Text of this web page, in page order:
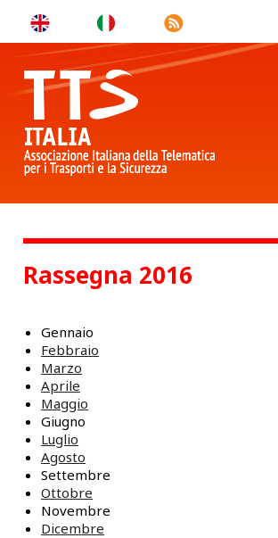
Rassegna 2016
Gennaio
Febbraio
Marzo
Aprile
Maggio
Giugno
Luglio
Agosto
Settembre
Ottobre
Novembre
Dicembre